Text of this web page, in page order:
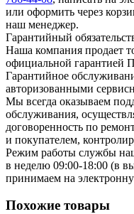
или оформить через
наш менеджер.
Гарантийный
Наша компания продает
официальной гарантией
Гарантийное
авторизованными
Мы всегда оказываем
обслуживания,
договоренность по
и покупателем,
Режим работы службы
в неделю 09:00-18:00 (в
принимаем на
Похожие товары